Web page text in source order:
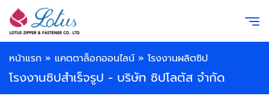
หน้าแรก » แคตตาล็อกออนไลน์ » โรงงานผลิตซิป
โรงงานซิปสำเร็จรูป - บริษัท ซิปโลตัส จำกัด